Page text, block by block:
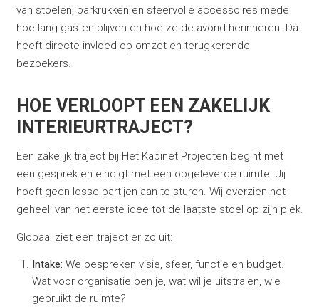
van stoelen, barkrukken en sfeervolle accessoires mede
hoe lang gasten blijven en hoe ze de avond herinneren. Dat
heeft directe invloed op omzet en terugkerende
bezoekers.
HOE VERLOOPT EEN ZAKELIJK
INTERIEURTRAJECT?
Een zakelijk traject bij Het Kabinet Projecten begint met
een gesprek en eindigt met een opgeleverde ruimte. Jij
hoeft geen losse partijen aan te sturen. Wij overzien het
geheel, van het eerste idee tot de laatste stoel op zijn plek.
Globaal ziet een traject er zo uit:
Intake: We bespreken visie, sfeer, functie en budget.
Wat voor organisatie ben je, wat wil je uitstralen, wie
gebruikt de ruimte?